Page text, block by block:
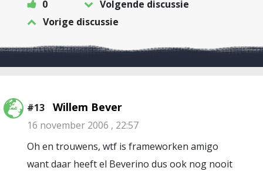
0
Volgende discussie
Vorige discussie
#13 Willem Bever
16 november 2006 , 22:57
Oh en trouwens, wtf is frameworken amigo
want daar heeft el Beverino dus ook nog nooit